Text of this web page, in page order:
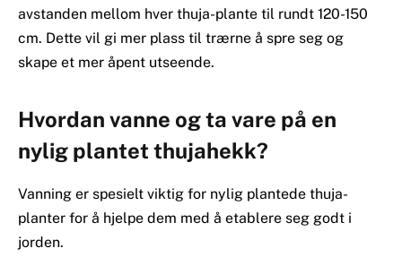
avstanden mellom hver thuja-plante til rundt 120-150
cm. Dette vil gi mer plass til trærne å spre seg og
skape et mer åpent utseende.
Hvordan vanne og ta vare på en
nylig plantet thujahekk?
Vanning er spesielt viktig for nylig plantede thuja-
planter for å hjelpe dem med å etablere seg godt i
jorden.